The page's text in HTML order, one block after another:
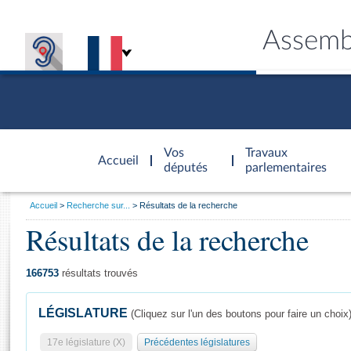
Accueil
d'accueil
Vos
députés
Travaux
parlementaires
Général
Vous
Accueil Recherche sur... Résultats de la recherche
Résultats de la recherche
166753 résultats trouvés
LÉGISLATURE (Cliquez sur l'un des boutons pour faire un choix)
17e législature (X) Précédentes législatures